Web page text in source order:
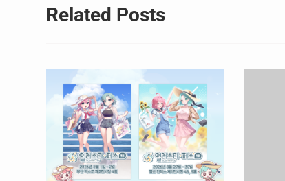
Related Posts